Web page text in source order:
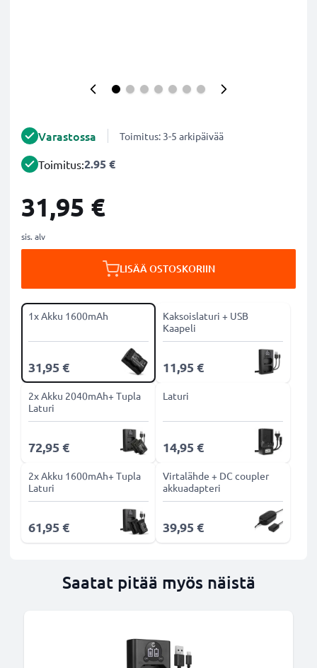
Varastossa Toimitus: 3-5 arkipäivää
Toimitus:2.95 €
31,95 €
sis. alv
LISÄÄ OSTOSKORIIN
1x Akku 1600mAh
31,95 €
Kaksoislaturi + USB
Kaapeli
11,95 €
2x Akku 2040mAh+ Tupla
Laturi
72,95 €
Laturi
14,95 €
2x Akku 1600mAh+ Tupla
Laturi
61,95 €
Virtalähde + DC coupler
akkuadapteri
39,95 €
Saatat pitää myös näistä